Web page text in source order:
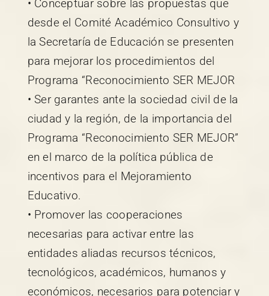
• Conceptuar sobre las propuestas que
desde el Comité Académico Consultivo y
la Secretaría de Educación se presenten
para mejorar los procedimientos del
Programa “Reconocimiento SER MEJOR
• Ser garantes ante la sociedad civil de la
ciudad y la región, de la importancia del
Programa “Reconocimiento SER MEJOR”
en el marco de la política pública de
incentivos para el Mejoramiento
Educativo.
• Promover las cooperaciones
necesarias para activar entre las
entidades aliadas recursos técnicos,
tecnológicos, académicos, humanos y
económicos, necesarios para potenciar y